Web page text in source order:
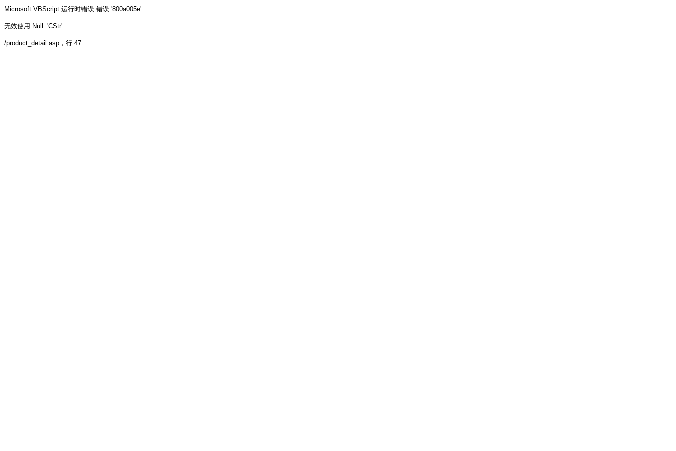
Microsoft VBScript 运行时错误 错误 '800a005e'
无效使用 Null: 'CStr'
/product_detail.asp ，行 47